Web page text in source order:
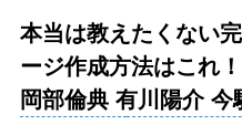
本当は教えたくない
ージ作成方法はこれ！
岡部倫典 有川陽介 今